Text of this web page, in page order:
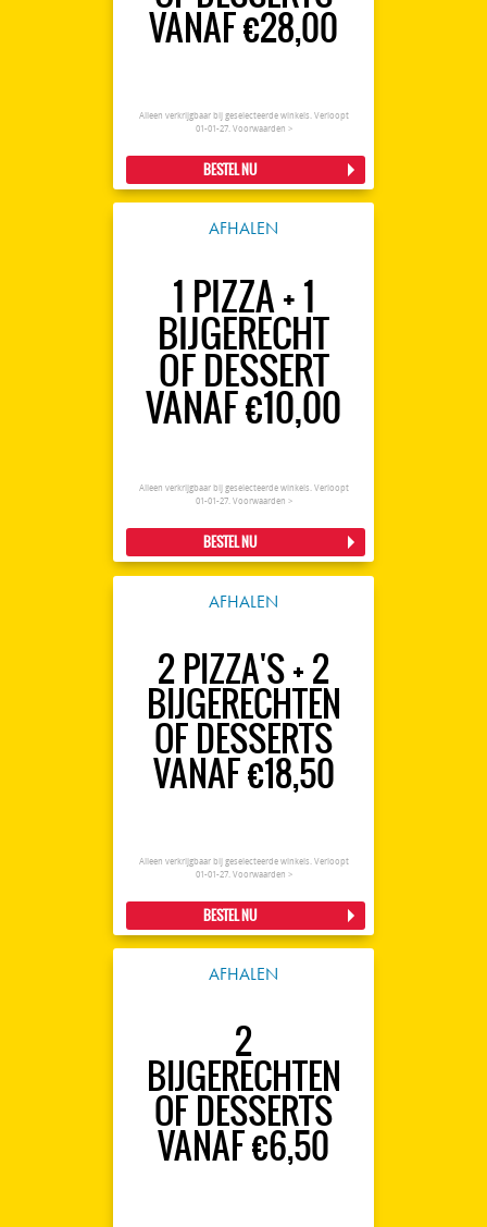
VANAF €28,00
Alleen verkrijgbaar bij geselecteerde winkels. Verloopt
01-01-27. Voorwaarden >
BESTEL NU
AFHALEN
1 PIZZA + 1
BIJGERECHT
OF DESSERT
VANAF €10,00
Alleen verkrijgbaar bij geselecteerde winkels. Verloopt
01-01-27. Voorwaarden >
BESTEL NU
AFHALEN
2 PIZZA'S + 2
BIJGERECHTEN
OF DESSERTS
VANAF €18,50
Alleen verkrijgbaar bij geselecteerde winkels. Verloopt
01-01-27. Voorwaarden >
BESTEL NU
AFHALEN
2
BIJGERECHTEN
OF DESSERTS
VANAF €6,50